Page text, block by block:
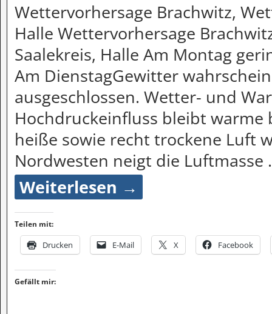
Wettervorhersage Brachwitz,
Halle Wettervorhersage
Saalekreis, Halle Am Montag
Am DienstagGewitter
ausgeschlossen. Wetter- und
Hochdruckeinfluss bleibt warme
heiße sowie recht trockene Luft
Nordwesten neigt die Luftmasse
Weiterlesen →
Teilen mit:
Drucken E-Mail X Facebook
Gefällt mir: